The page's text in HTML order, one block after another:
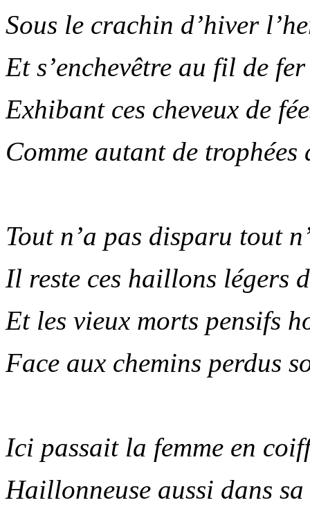
Sous le crachin d’hiver
Et s’enchevêtre au fil de
Exhibant ces cheveux de
Comme autant de
Tout n’a pas disparu tout
Il reste ces haillons légers
Et les vieux morts pensifs
Face aux chemins perdus
Ici passait la femme en
Haillonneuse aussi dans